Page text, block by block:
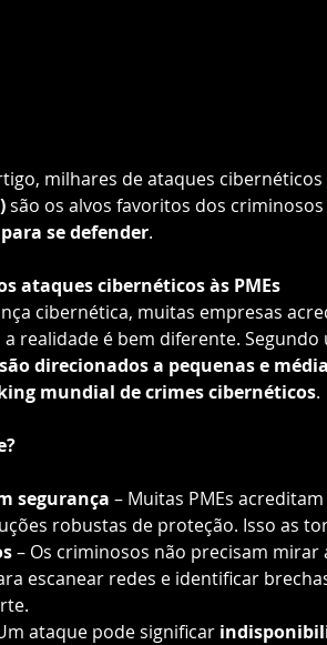
milhares de ataques
são os alvos favoritos dos
se defender.
ataques cibernéticos às PMEs
cibernética, muitas empresas
a realidade é bem diferente.
direcionados a pequenas e
mundial de crimes cibernéticos.
segurança – Muitas PMEs
robustas de proteção. Isso as
– Os criminosos não precisam mirar
escanear redes e identificar
ataque pode significar